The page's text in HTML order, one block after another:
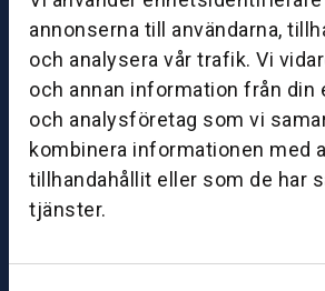
annonserna till användarna,
och analysera vår trafik. Vi
och annan information från
och analysföretag som vi
kombinera informationen med
tillhandahållit eller som de har
tjänster.
d
a
g:
0
8:
–
1
0